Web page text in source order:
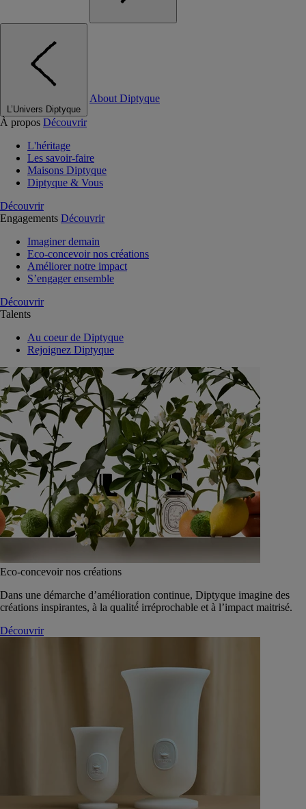
L’Univers Diptyque
About Diptyque
À propos Découvrir
L'héritage
Les savoir-faire
Maisons Diptyque
Diptyque & Vous
Découvrir
Engagements Découvrir
Imaginer demain
Eco-concevoir nos créations
Améliorer notre impact
S’engager ensemble
Découvrir
Talents
Au coeur de Diptyque
Rejoignez Diptyque
Eco-concevoir nos créations
Dans une démarche d’amélioration continue, Diptyque imagine des
créations inspirantes, à la qualité́ irréprochable et à l’impact maitrisé.
Découvrir